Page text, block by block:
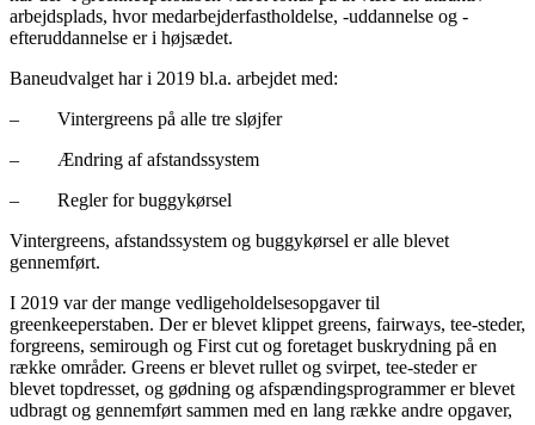
arbejdsplads, hvor medarbejderfastholdelse, -uddannelse og -
efteruddannelse er i højsædet.
Baneudvalget har i 2019 bl.a. arbejdet med:
– Vintergreens på alle tre sløjfer
– Ændring af afstandssystem
– Regler for buggykørsel
Vintergreens, afstandssystem og buggykørsel er alle blevet
gennemført.
I 2019 var der mange vedligeholdelsesopgaver til
greenkeeperstaben. Der er blevet klippet greens, fairways, tee-steder,
forgreens, semirough og First cut og foretaget buskrydning på en
række områder. Greens er blevet rullet og svirpet, tee-steder er
blevet topdresset, og gødning og afspændingsprogrammer er blevet
udbragt og gennemført sammen med en lang række andre opgaver,